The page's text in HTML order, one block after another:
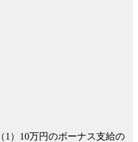
（1）10万円のボーナス支給の